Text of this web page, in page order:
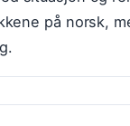
på norsk,